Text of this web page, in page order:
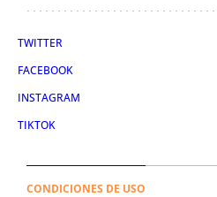
TWITTER
FACEBOOK
INSTAGRAM
TIKTOK
CONDICIONES DE USO